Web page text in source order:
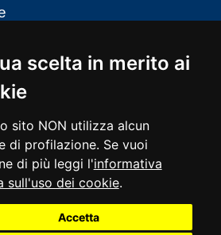
scelta in merito ai
sito NON utilizza alcun
di profilazione. Se vuoi
di più leggi l'informativa
sull'uso dei cookie.
Accetta